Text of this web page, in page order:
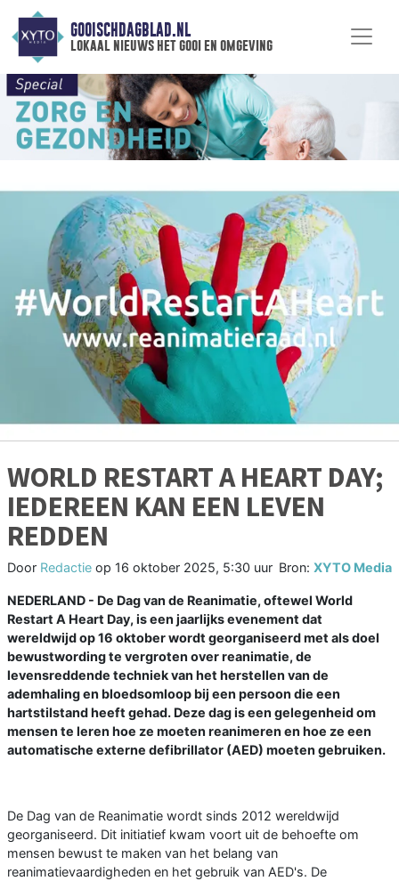
GOOISCHDAGBLAD.NL
lokaal nieuws het gooi en omgeving
WORLD RESTART A HEART DAY;
IEDEREEN KAN EEN LEVEN
REDDEN
Door Redactie op 16 oktober 2025, 5:30 uur Bron: XYTO Media
NEDERLAND - De Dag van de Reanimatie, oftewel World
Restart A Heart Day, is een jaarlijks evenement dat
wereldwijd op 16 oktober wordt georganiseerd met als doel
bewustwording te vergroten over reanimatie, de
levensreddende techniek van het herstellen van de
ademhaling en bloedsomloop bij een persoon die een
hartstilstand heeft gehad. Deze dag is een gelegenheid om
mensen te leren hoe ze moeten reanimeren en hoe ze een
automatische externe defibrillator (AED) moeten gebruiken.
De Dag van de Reanimatie wordt sinds 2012 wereldwijd
georganiseerd. Dit initiatief kwam voort uit de behoefte om
mensen bewust te maken van het belang van
reanimatievaardigheden en het gebruik van AED's. De